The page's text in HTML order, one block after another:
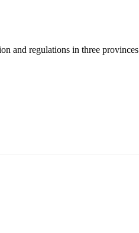
and regulations in three provinces